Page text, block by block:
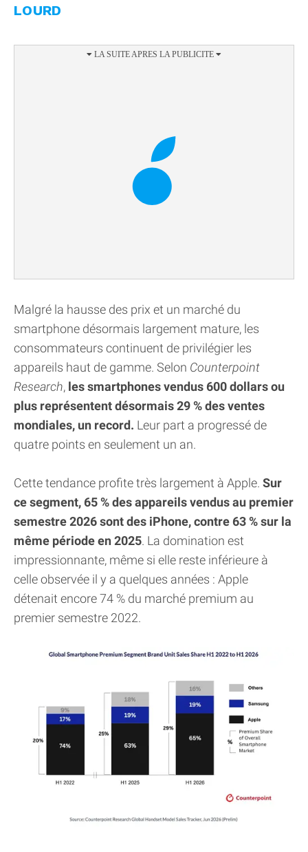
LOURD
Malgré la hausse des prix et un marché du
smartphone désormais largement mature, les
consommateurs continuent de privilégier les
appareils haut de gamme. Selon Counterpoint
Research, les smartphones vendus 600 dollars ou
plus représentent désormais 29 % des ventes
mondiales, un record. Leur part a progressé de
quatre points en seulement un an.
Cette tendance profite très largement à Apple. Sur
ce segment, 65 % des appareils vendus au premier
semestre 2026 sont des iPhone, contre 63 % sur la
même période en 2025. La domination est
impressionnante, même si elle reste inférieure à
celle observée il y a quelques années : Apple
détenait encore 74 % du marché premium au
premier semestre 2022.